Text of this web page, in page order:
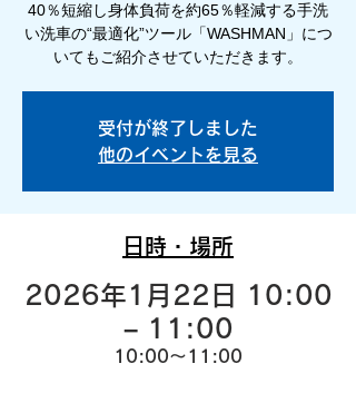
40％短縮し身体負荷を約65％軽減する手洗
い洗車の“最適化”ツール「WASHMAN」につ
いてもご紹介させていただきます。
受付が終了しました
他のイベントを見る
日時・場所
2026年1月22日 10:00
– 11:00
10:00～11:00